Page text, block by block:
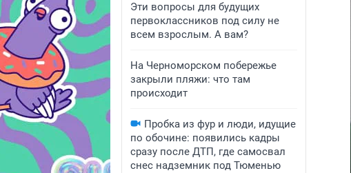
Эти вопросы для будущих
первоклассников под силу не
всем взрослым. А вам?
На Черноморском побережье
закрыли пляжи: что там
происходит
Пробка из фур и люди, идущие
по обочине: появились кадры
сразу после ДТП, где самосвал
снес надземник под Тюменью